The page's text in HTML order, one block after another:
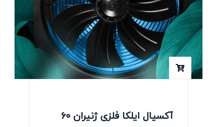
آکسیال ایلکا فلزی ژنیران 60